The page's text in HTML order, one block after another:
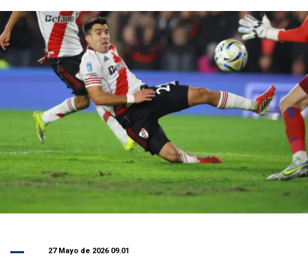
27 Mayo de 2026 09.01